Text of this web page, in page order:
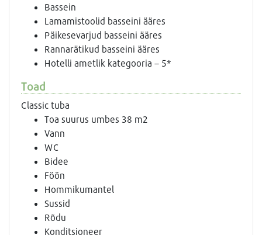
Bassein
Lamamistoolid basseini ääres
Päikesevarjud basseini ääres
Rannarätikud basseini ääres
Hotelli ametlik kategooria – 5*
Toad
Classic tuba
Toa suurus umbes 38 m2
Vann
WC
Bidee
Föön
Hommikumantel
Sussid
Rõdu
Konditsioneer